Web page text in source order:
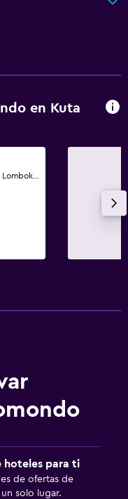
en Kuta
hoteles para ti
de ofertas de
solo lugar.